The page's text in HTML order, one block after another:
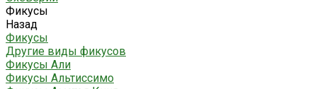
Фикусы
Назад
Фикусы
Другие виды фикусов
Фикусы Али
Фикусы Альтиссимо